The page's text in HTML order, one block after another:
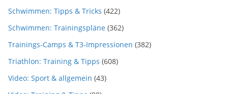
Schwimmen: Tipps & Tricks (422)
Schwimmen: Trainingspläne (362)
Trainings-Camps & T3-Impressionen (382)
Triathlon: Training & Tipps (608)
Video: Sport & allgemein (43)